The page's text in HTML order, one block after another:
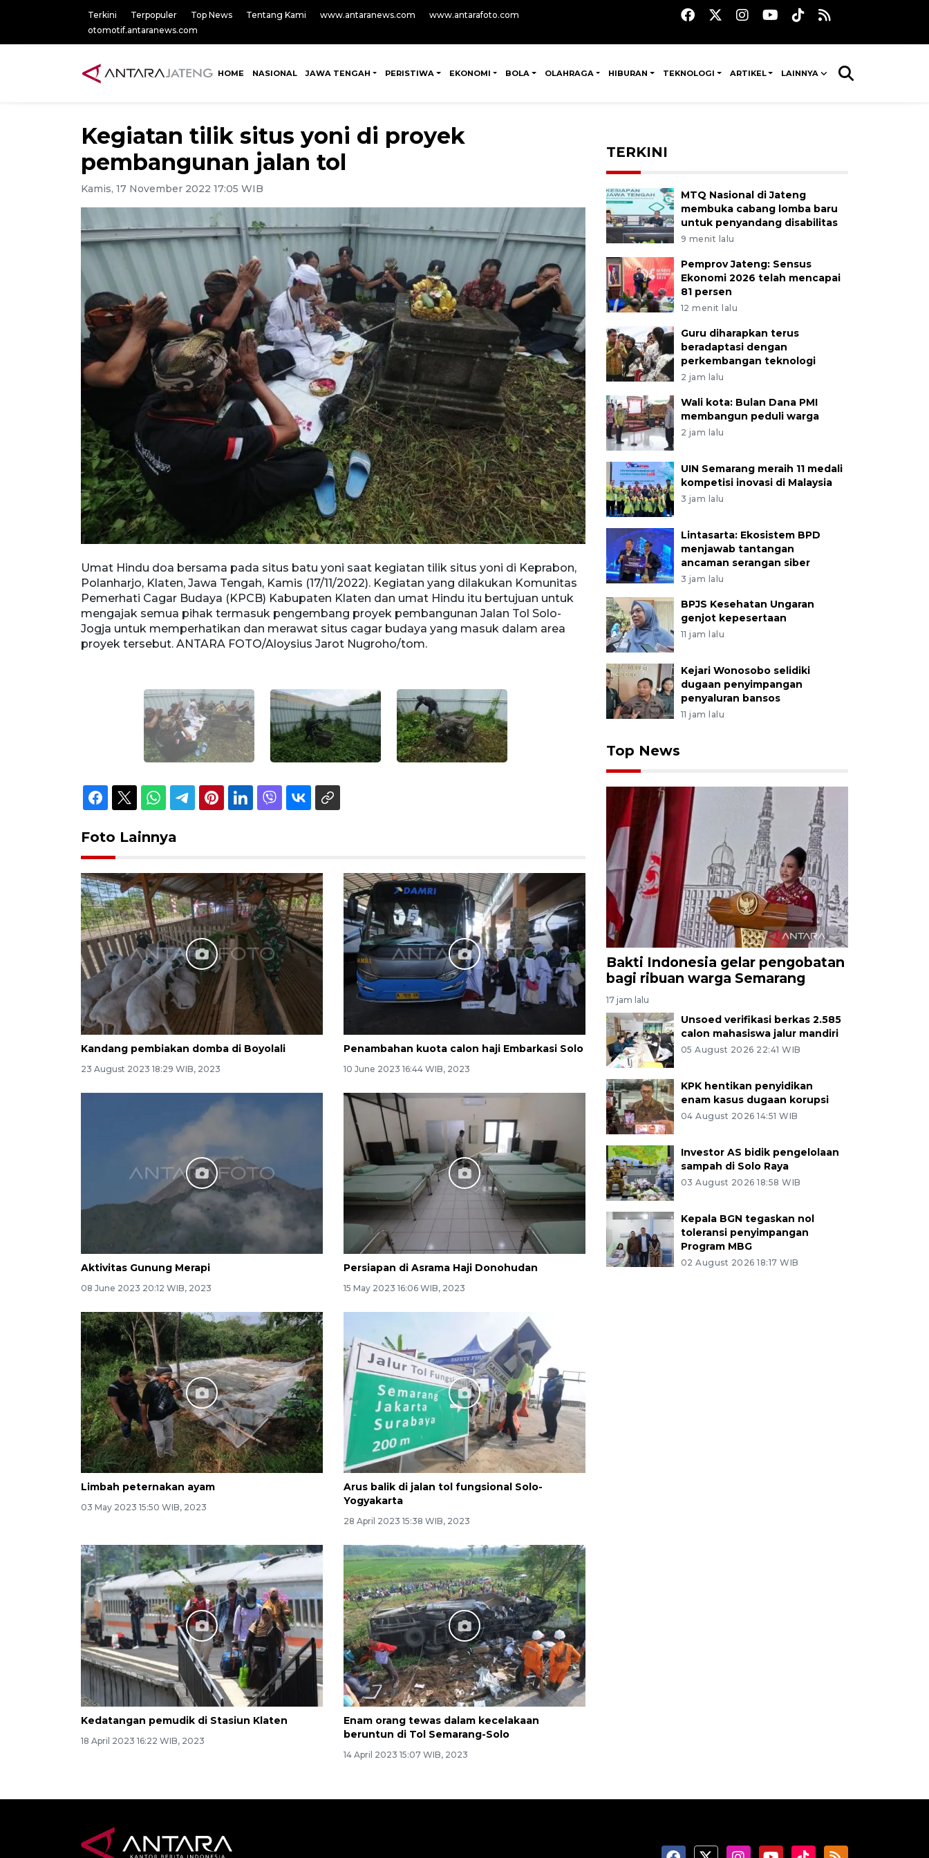
Terkini Terpopuler Top News Tentang Kami www.antaranews.com
www.antarafoto.com
otomotif.antaranews.com
HOME NASIONAL JAWA TENGAH PERISTIWA EKONOMI BOLA OLAHRAGA HIBURAN TEKNOLOGI ARTIKEL LAINNYA
Kegiatan tilik situs yoni di proyek
pembangunan jalan tol
Kamis, 17 November 2022 17:05 WIB
Umat Hindu doa bersama pada situs batu yoni saat kegiatan tilik situs yoni di Keprabon,
Polanharjo, Klaten, Jawa Tengah, Kamis (17/11/2022). Kegiatan yang dilakukan Komunitas
Pemerhati Cagar Budaya (KPCB) Kabupaten Klaten dan umat Hindu itu bertujuan untuk
mengajak semua pihak termasuk pengembang proyek pembangunan Jalan Tol Solo-
Jogja untuk memperhatikan dan merawat situs cagar budaya yang masuk dalam area
proyek tersebut. ANTARA FOTO/Aloysius Jarot Nugroho/tom.
Warga membersihkan area situs batu yoni saat kegiatan
Polanharjo, Klaten, Jawa Tengah, Kamis (17/11/2022).
Pemerhati Cagar Budaya (KPCB) Kabupaten Klaten dan
mengajak semua pihak termasuk pengembang proyek
Jogja untuk memperhatikan dan merawat situs cagar
proyek tersebut. ANTARA FOTO/Aloysius Jarot Nugroho/
Foto Lainnya
Kandang pembiakan domba di Boyolali
23 August 2023 18:29 WIB, 2023
Penambahan kuota calon haji Embarkasi Solo
10 June 2023 16:44 WIB, 2023
Aktivitas Gunung Merapi
08 June 2023 20:12 WIB, 2023
Persiapan di Asrama Haji Donohudan
15 May 2023 16:06 WIB, 2023
Limbah peternakan ayam
03 May 2023 15:50 WIB, 2023
Arus balik di jalan tol fungsional Solo-
Yogyakarta
28 April 2023 15:38 WIB, 2023
Kedatangan pemudik di Stasiun Klaten
18 April 2023 16:22 WIB, 2023
Enam orang tewas dalam kecelakaan
beruntun di Tol Semarang-Solo
14 April 2023 15:07 WIB, 2023
TERKINI
MTQ Nasional di Jateng
membuka cabang lomba baru
untuk penyandang disabilitas
9 menit lalu
Pemprov Jateng: Sensus
Ekonomi 2026 telah mencapai
81 persen
12 menit lalu
Guru diharapkan terus
beradaptasi dengan
perkembangan teknologi
2 jam lalu
Wali kota: Bulan Dana PMI
membangun peduli warga
2 jam lalu
UIN Semarang meraih 11 medali
kompetisi inovasi di Malaysia
3 jam lalu
Lintasarta: Ekosistem BPD
menjawab tantangan
ancaman serangan siber
3 jam lalu
BPJS Kesehatan Ungaran
genjot kepesertaan
11 jam lalu
Kejari Wonosobo selidiki
dugaan penyimpangan
penyaluran bansos
11 jam lalu
Top News
Bakti Indonesia gelar pengobatan
bagi ribuan warga Semarang
17 jam lalu
Unsoed verifikasi berkas 2.585
calon mahasiswa jalur mandiri
05 August 2026 22:41 WIB
KPK hentikan penyidikan
enam kasus dugaan korupsi
04 August 2026 14:51 WIB
Investor AS bidik pengelolaan
sampah di Solo Raya
03 August 2026 18:58 WIB
Kepala BGN tegaskan nol
toleransi penyimpangan
Program MBG
02 August 2026 18:17 WIB